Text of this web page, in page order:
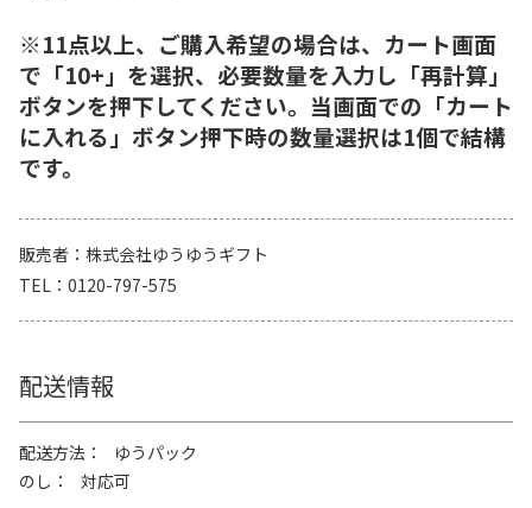
※11点以上、ご購入希望の場合は、カート画面
で「10+」を選択、必要数量を入力し「再計算」
ボタンを押下してください。当画面での「カート
に入れる」ボタン押下時の数量選択は1個で結構
です。
販売者
株式会社ゆうゆうギフト
TEL
0120-797-575
配送情報
配送方法
ゆうパック
のし
対応可